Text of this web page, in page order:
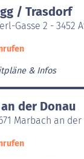
/ Trasdorf
Gasse 2 - 3452
& Infos
der Donau
Marbach an der